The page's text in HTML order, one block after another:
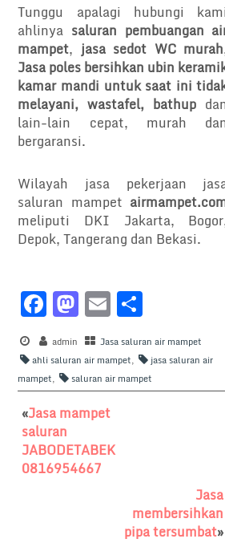
Tunggu apalagi hubungi kami
ahlinya saluran pembuangan
mampet, jasa sedot WC murah
Jasa poles bersihkan ubin
kamar mandi untuk saat ini
melayani, wastafel, bathup
lain-lain cepat, murah
bergaransi.
Wilayah jasa pekerjaan
saluran mampet
meliputi DKI Jakarta,
Depok, Tangerang dan Bekasi.
F
a
c
e
b
o
o
k
M
a
st
o
d
o
n
E
m
ai
l
h
ar
e
admin
Jasa saluran air mampet
ahli saluran air mampet,
jasa saluran air
mampet, saluran air mampet
«Jasa mampet
saluran
JABODETABEK
0816954667
Jasa
membersihkan
pipa tersumbat»